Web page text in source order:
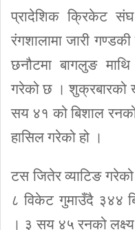
प्रादेशिक क्रिकेट संघ
रंगशालामा जारी
छनौटमा बागलुङ
गरेको छ । शुक्रबारको
सय ४१ को बिशाल
हासिल गरेको हो ।
टस जितेर व्याटिङ
८ विकेट गुमाउँदै ३४४
। ३ सय ४५ रनको